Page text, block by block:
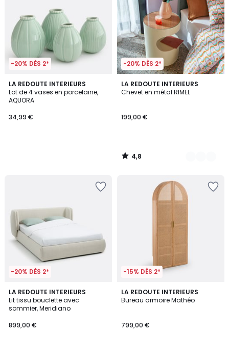
-20% DÈS 2*
LA REDOUTE INTERIEURS
Lot de 4 vases en porcelaine,
AQUORA
34,99 €
-20% DÈS 2*
LA REDOUTE INTERIEURS
Chevet en métal RIMEL
199,00 €
4,8
/ 5
3
Couleurs
4,8
/
-20% DÈS 2*
LA REDOUTE INTERIEURS
Lit tissu bouclette avec
sommier, Meridiano
899,00 €
5
/
5
-15% DÈS 2*
LA REDOUTE INTERIEURS
Bureau armoire Mathéo
799,00 €
4,8
/ 5